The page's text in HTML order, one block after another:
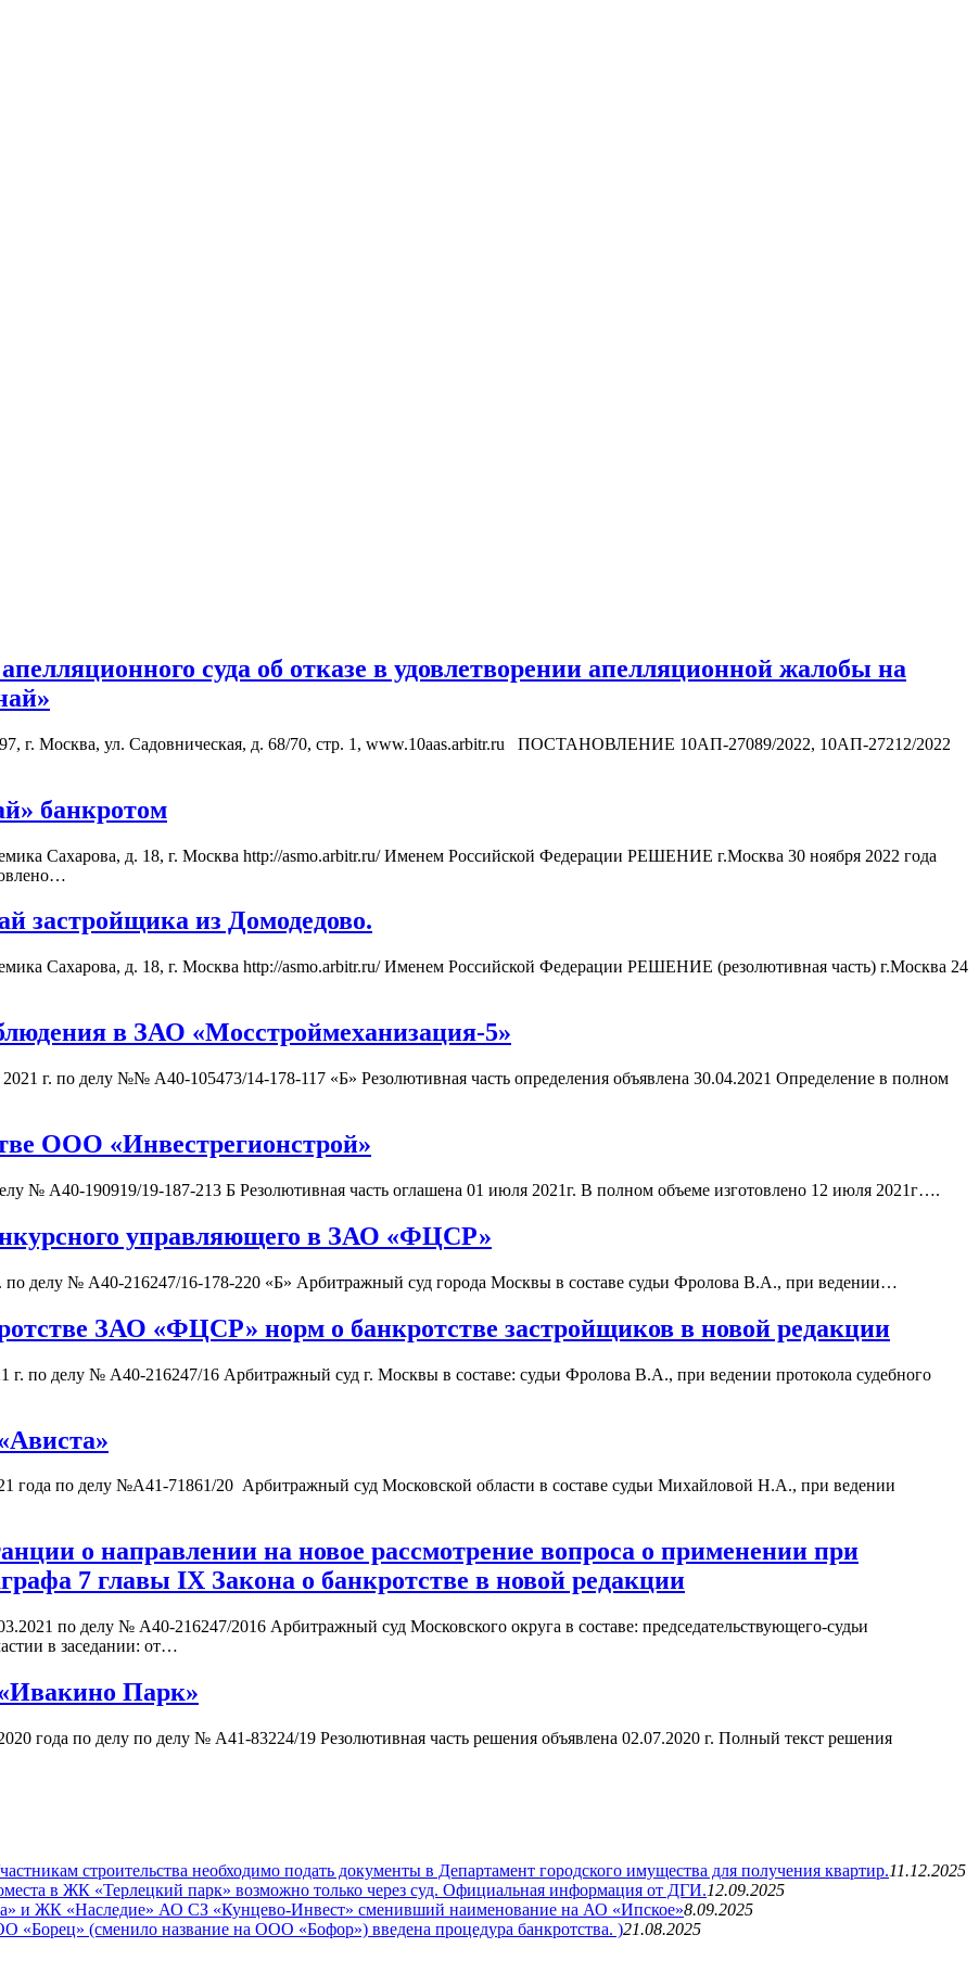
суда об отказе в удовлетворении апелляционной жалобы на
ул. Садовническая, д. 68/70, стр. 1, www.10aas.arbitr.ru ПОСТАНОВЛЕНИЕ 10АП-27089/2022, 10АП-27212/2022
банкротом
Сахарова, д. 18, г. Москва http://asmo.arbitr.ru/ Именем Российской Федерации РЕШЕНИЕ г.Москва 30 ноября 2022 года
из Домодедово.
Сахарова, д. 18, г. Москва http://asmo.arbitr.ru/ Именем Российской Федерации РЕШЕНИЕ (резолютивная часть) г.Москва 24
в ЗАО «Мосстроймеханизация-5»
г. по делу №№ А40-105473/14-178-117 «Б» Резолютивная часть определения объявлена 30.04.2021 Определение в полном
ООО «Инвестрегионстрой»
№ А40-190919/19-187-213 Б Резолютивная часть оглашена 01 июля 2021г. В полном объеме изготовлено 12 июля 2021г….
управляющего в ЗАО «ФЦСР»
делу № А40-216247/16-178-220 «Б» Арбитражный суд города Москвы в составе судьи Фролова В.А., при ведении…
ЗАО «ФЦСР» норм о банкротстве застройщиков в новой редакции
г. по делу № А40-216247/16 Арбитражный суд г. Москвы в составе: судьи Фролова В.А., при ведении протокола судебного
года по делу №А41-71861/20 Арбитражный суд Московской области в составе судьи Михайловой Н.А., при ведении
о направлении на новое рассмотрение вопроса о применении при
7 главы IX Закона о банкротстве в новой редакции
по делу № А40-216247/2016 Арбитражный суд Московского округа в составе: председательствующего-судьи
в заседании: от…
Парк»
года по делу по делу № А41-83224/19 Резолютивная часть решения объявлена 02.07.2020 г. Полный текст решения
строительства необходимо подать документы в Департамент городского имущества для получения квартир.11.12.2025
в ЖК «Терлецкий парк» возможно только через суд. Официальная информация от ДГИ.12.09.2025
и ЖК «Наследие» АО СЗ «Кунцево-Инвест» сменивший наименование на АО «Ипское»8.09.2025
(сменило название на ООО «Бофор») введена процедура банкротства. )21.08.2025